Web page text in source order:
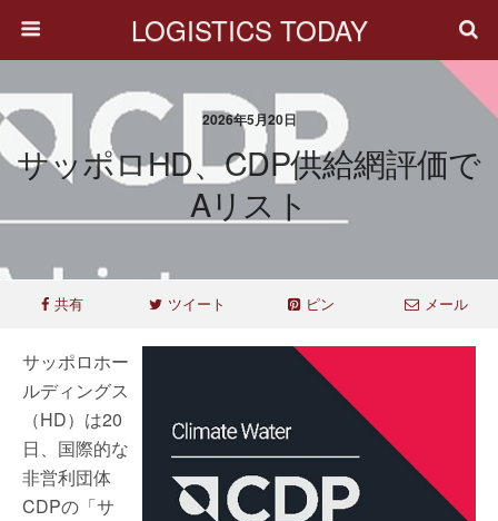
LOGISTICS TODAY
2026年5月20日
サッポロHD、CDP供給網評価で
Aリスト
共有 ツイート ピン メール
サッポロホー
ルディングス
（HD）は20
日、国際的な
非営利団体
CDPの「サ